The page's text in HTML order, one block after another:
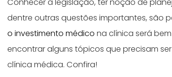
dentre outras questões importantes, são
o investimento médicona clínica será
encontrar alguns tópicos que precisam
clínica médica. Confira!